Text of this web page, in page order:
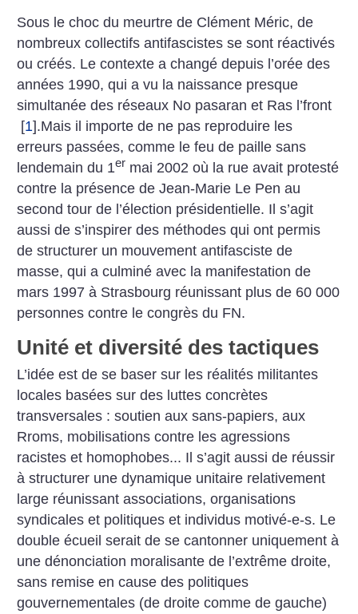
Sous le choc du meurtre de Clément Méric, de
nombreux collectifs antifascistes se sont réactivés
ou créés. Le contexte a changé depuis l’orée des
années 1990, qui a vu la naissance presque
simultanée des réseaux No pasaran et Ras l’front
[1].Mais il importe de ne pas reproduire les
erreurs passées, comme le feu de paille sans
lendemain du 1er mai 2002 où la rue avait protesté
contre la présence de Jean-Marie Le Pen au
second tour de l’élection présidentielle. Il s’agit
aussi de s’inspirer des méthodes qui ont permis
de structurer un mouvement antifasciste de
masse, qui a culminé avec la manifestation de
mars 1997 à Strasbourg réunissant plus de 60 000
personnes contre le congrès du FN.
Unité et diversité des tactiques
L’idée est de se baser sur les réalités militantes
locales basées sur des luttes concrètes
transversales : soutien aux sans-papiers, aux
Rroms, mobilisations contre les agressions
racistes et homophobes... Il s’agit aussi de réussir
à structurer une dynamique unitaire relativement
large réunissant associations, organisations
syndicales et politiques et individus motivé-e-s. Le
double écueil serait de se cantonner uniquement à
une dénonciation moralisante de l’extrême droite,
sans remise en cause des politiques
gouvernementales (de droite comme de gauche)